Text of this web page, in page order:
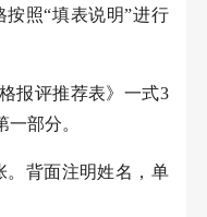
按照“填表说明”进行
报评推荐表》一式3
部分。
。背面注明姓名，单